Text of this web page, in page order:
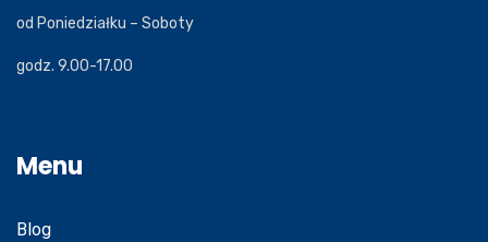
od Poniedziałku – Soboty
godz. 9.00-17.00
Menu
Blog